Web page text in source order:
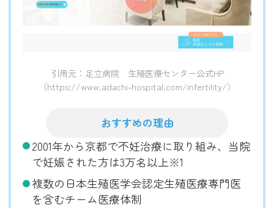
引用元：足立病院 生殖医療センター公式HP
（https://www.adachi-hospital.com/infertility/）
おすすめの理由
2001年から京都で不妊治療に取り組み、当院
で妊娠された方は3万名以上※1
複数の日本生殖医学会認定生殖医療専門医
を含むチーム医療体制